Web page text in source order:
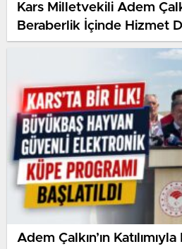
Kars Milletvekili Adem
Beraberlik İçinde Hizmet
Adem Çalkın’ın